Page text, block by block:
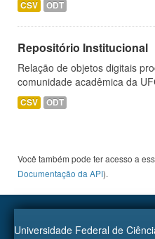
CSV ODT
Repositório Institucional
Relação de objetos digitais
comunidade acadêmica da
CSV ODT
Você também pode ter acesso a
Documentação da API).
Universidade Federal de